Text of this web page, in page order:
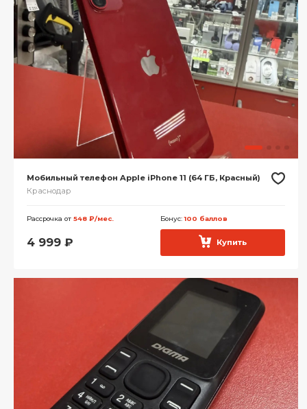
Мобильный телефон Apple iPhone 11 (64 ГБ, Красный)
Краснодар
Рассрочка от 548 ₽/мес. Бонус:100 баллов
4 999 ₽ Купить